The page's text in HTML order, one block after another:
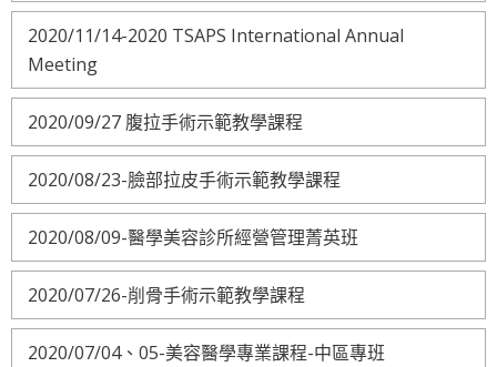
2020/11/14-2020 TSAPS International Annual
Meeting
2020/09/27 腹拉手術示範教學課程
2020/08/23-臉部拉皮手術示範教學課程
2020/08/09-醫學美容診所經營管理菁英班
2020/07/26-削骨手術示範教學課程
2020/07/04、05-美容醫學專業課程-中區專班